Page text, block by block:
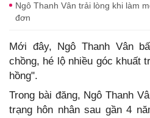
Ngô Thanh Vân trải lòng khi làm
đơn
Mới đây, Ngô Thanh Vân
chồng, hé lộ nhiều góc khuất
hồng".
Trong bài đăng, Ngô Thanh
trạng hôn nhân sau gần 4